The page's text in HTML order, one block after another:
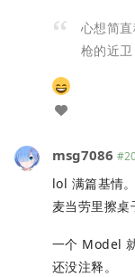
心想简
枪的近
msg7086
lol 满篇基情
麦当劳里擦桌
一个 Model
还没注释。